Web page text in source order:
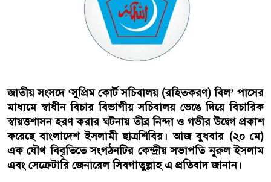
জাতীয় সংসদে ‘সুপ্রিম কোর্ট সচিবালয় (রহিতকরণ) বিল’ পাসের
মাধ্যমে স্বাধীন বিচার বিভাগীয় সচিবালয় ভেঙে দিয়ে বিচারিক
স্বায়ত্তশাসন হরণ করার ঘটনায় তীব্র নিন্দা ও গভীর উদ্বেগ প্রকাশ
করেছে বাংলাদেশ ইসলামী ছাত্রশিবির। আজ বুধবার (২০ মে)
এক যৌথ বিবৃতিতে সংগঠনটির কেন্দ্রীয় সভাপতি নূরুল ইসলাম
এবং সেক্রেটারি জেনারেল সিবগাতুল্লাহ এ প্রতিবাদ জানান।